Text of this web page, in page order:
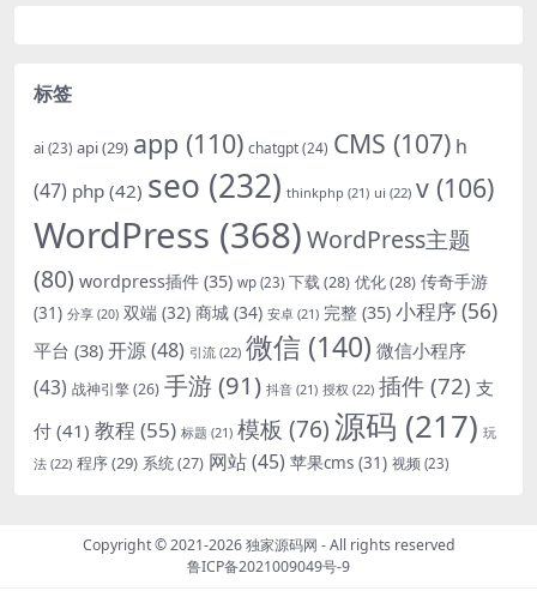
标签
ai (23) api(29) app (110) chatgpt(24) CMS (107) h
(47) php (42) seo (232) thinkphp (21) ui (22) v (106)
WordPress (368)WordPress主题
(80) wordpress插件 (35) wp (23) 下载(28) 优化(28) 传奇手游
(31) 分享 (20) 双端 (32) 商城 (34) 安卓 (21) 完整 (35) 小程序(56)
平台 (38) 开源(48) 引流 (22) 微信 (140) 微信小程序
(43) 战神引擎(26) 手游(91) 抖音 (21) 授权 (22) 插件 (72) 支
付 (41) 教程 (55) 标题 (21) 模板 (76)源码 (217) 玩
法 (22) 程序(29) 系统(27) 网站(45) 苹果cms (31) 视频 (23)
Copyright © 2021-2026独家源码网 - All rights reserved
鲁ICP备2021009049号-9